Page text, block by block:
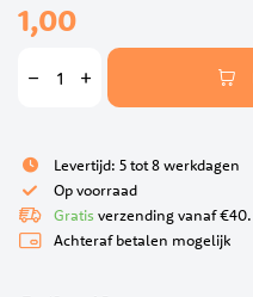
van
afbeeldingen-
gallerij
1,00
Levertijd: 5 tot 8 werkdagen
Op voorraad
Gratis verzending vanaf €40.
Achteraf betalen mogelijk